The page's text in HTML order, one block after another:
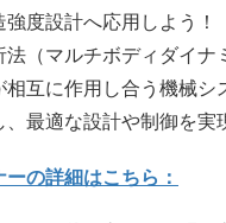
度設計へ応用しよう！
法（マルチボディダイナ
相互に作用し合う機械シ
、最適な設計や制御を実
の詳細はこちら：